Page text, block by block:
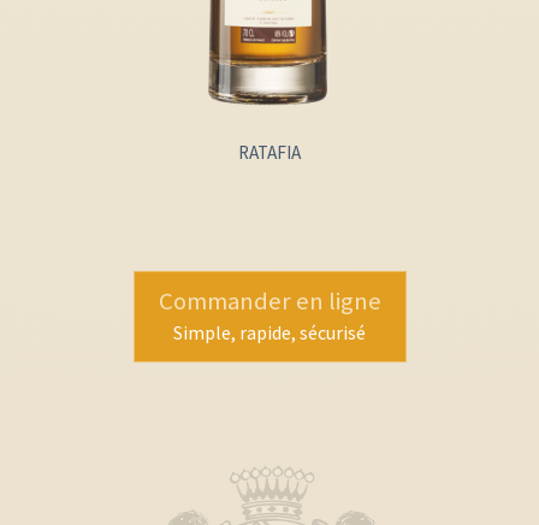
RATAFIA
Commander en ligne
Simple, rapide, sécurisé